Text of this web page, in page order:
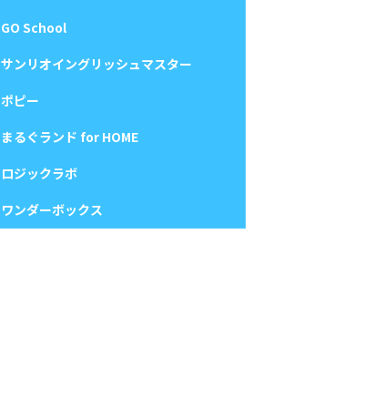
GO School
サンリオイングリッシュマスター
ポピー
まるぐランド for HOME
ロジックラボ
ワンダーボックス